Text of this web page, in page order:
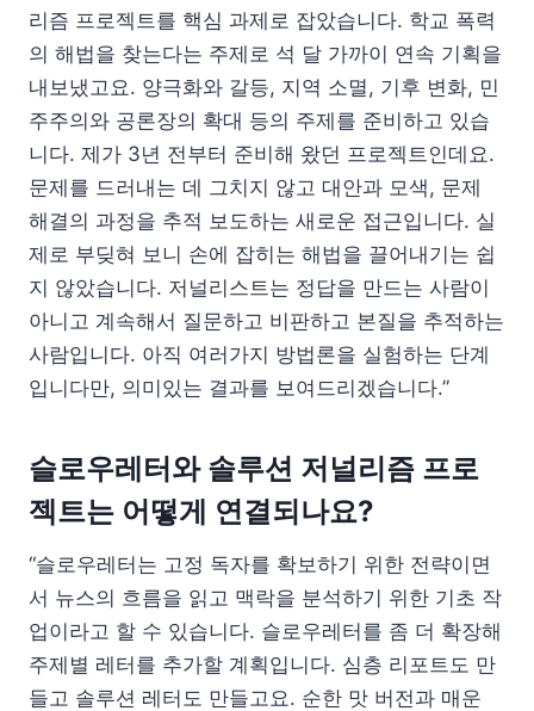
리즘 프로젝트를 핵심 과제로 잡았습니다. 학교 폭력
의 해법을 찾는다는 주제로 석 달 가까이 연속 기획을
내보냈고요. 양극화와 갈등, 지역 소멸, 기후 변화, 민
주주의와 공론장의 확대 등의 주제를 준비하고 있습
니다. 제가 3년 전부터 준비해 왔던 프로젝트인데요.
문제를 드러내는 데 그치지 않고 대안과 모색, 문제
해결의 과정을 추적 보도하는 새로운 접근입니다. 실
제로 부딪혀 보니 손에 잡히는 해법을 끌어내기는 쉽
지 않았습니다. 저널리스트는 정답을 만드는 사람이
아니고 계속해서 질문하고 비판하고 본질을 추적하는
사람입니다. 아직 여러가지 방법론을 실험하는 단계
입니다만, 의미있는 결과를 보여드리겠습니다.”
슬로우레터와 솔루션 저널리즘 프로
젝트는 어떻게 연결되나요?
“슬로우레터는 고정 독자를 확보하기 위한 전략이면
서 뉴스의 흐름을 읽고 맥락을 분석하기 위한 기초 작
업이라고 할 수 있습니다. 슬로우레터를 좀 더 확장해
주제별 레터를 추가할 계획입니다. 심층 리포트도 만
들고 솔루션 레터도 만들고요. 순한 맛 버전과 매운